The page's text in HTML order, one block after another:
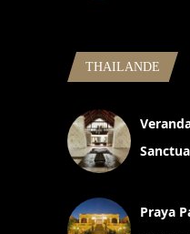
THAILANDE
Praya